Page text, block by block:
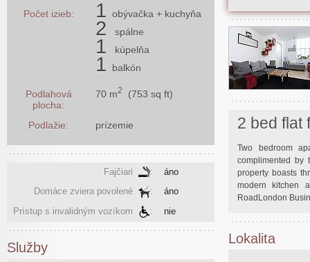
2 bed flat
Two bedroom
complimented by
property boasts
modern kitchen
RoadLondon
Lokalita
Počet izieb: 1 obývačka + kuchyňa
2 spálne
1 kúpelňa
1 balkón
Podlahová
plocha:
70 m2 (753 sq ft)
Podlažie: prízemie
Fajčiari :
áno
Domáce zviera povolené
:
áno
Prístup s invalidným vozíkom
: nie
Služby